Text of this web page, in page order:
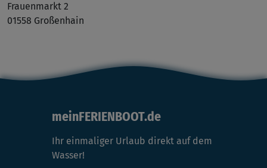
Frauenmarkt 2
01558 Großenhain
meinFERIENBOOT.de
Ihr einmaliger Urlaub direkt auf dem
Wasser!